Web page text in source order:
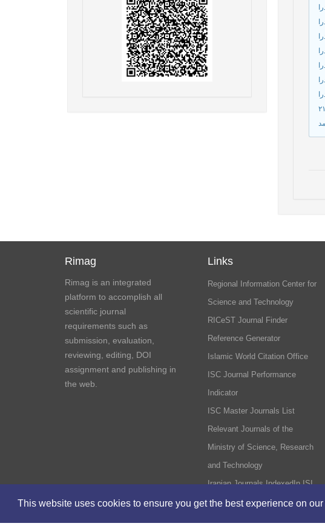
This website uses cookies to ensure you get the best experience on
Rimag
Rimag is an integrated
platform to accomplish all
scientific journal
requirements such as
submission, evaluation,
reviewing, editing, DOI
assignment and publishing in
the web.
Links
Regional Information Center for
Science and Technology
RICeST Journal Finder
Reference Generator
Islamic World Citation Office
ISC Journal Performance
Indicator
ISC Master Journals List
Relevant Journals of the
Ministry of Science, Research
and Technology
Iranian Journals IndexedIn ISI